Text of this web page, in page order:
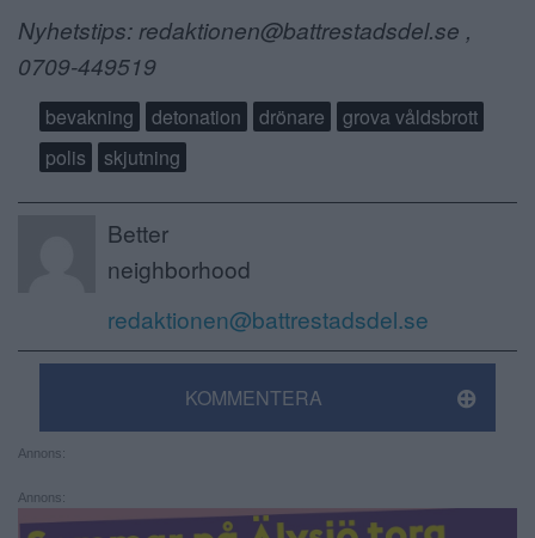
Nyhetstips: redaktionen@battrestadsdel.se ,
0709-449519
bevakning detonation drönare
grova våldsbrott
polis
skjutning
Better
neighborhood
redaktionen@battrestadsdel.se
KOMMENTERA
Annons:
Annons: